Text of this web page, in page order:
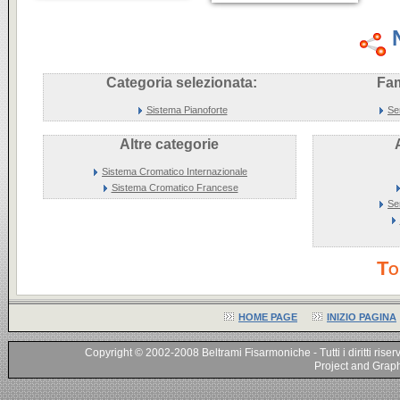
Categoria selezionata:
Sistema Pianoforte
Altre categorie
Sistema Cromatico Internazionale
Sistema Cromatico Francese
HOME PAGE INIZIO PAGINA
Copyright © 2002-2008 Beltrami Fisarmoniche - Tutti i diritti
Project and